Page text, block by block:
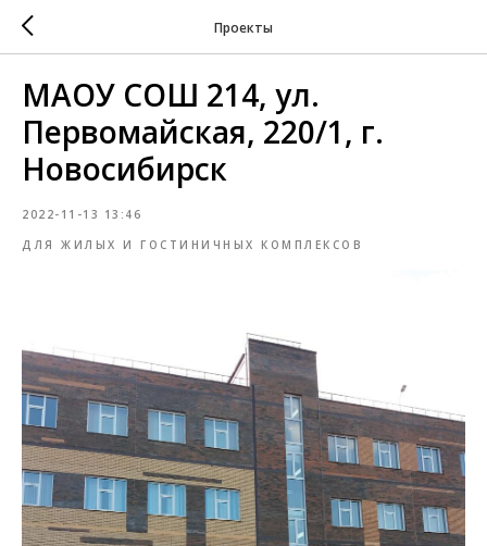
Проекты
МАОУ СОШ 214, ул.
Первомайская, 220/1, г.
Новосибирск
2022-11-13 13:46
ДЛЯ ЖИЛЫХ И ГОСТИНИЧНЫХ КОМПЛЕКСОВ